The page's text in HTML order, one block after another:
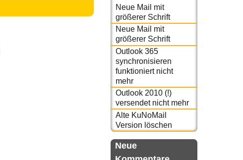
Neue Mail mit
größerer Schrift
Neue Mail mit
größerer Schrift
Outlook 365
synchronisieren
funktioniert nicht
mehr
Outlook 2010 (!)
versendet nicht mehr
Alte KuNoMail
Version löschen
Neue